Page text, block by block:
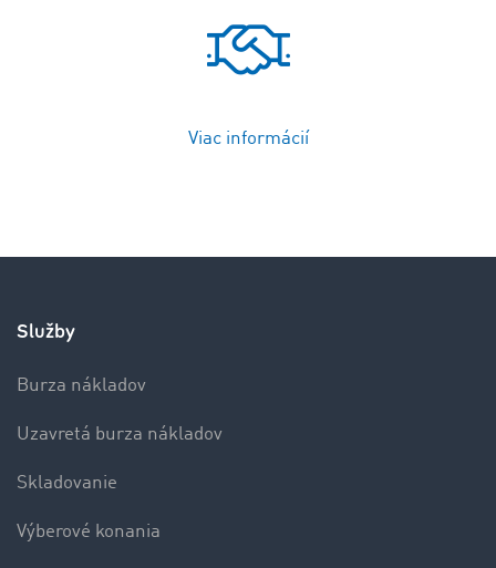
Viac informácií
Služby
Burza nákladov
Uzavretá burza nákladov
Skladovanie
Výberové konania